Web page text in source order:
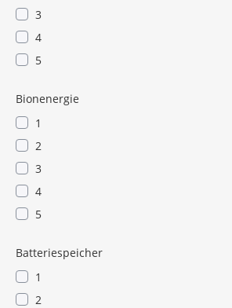
3
4
5
Bionenergie
1
2
3
4
5
Batteriespeicher
1
2